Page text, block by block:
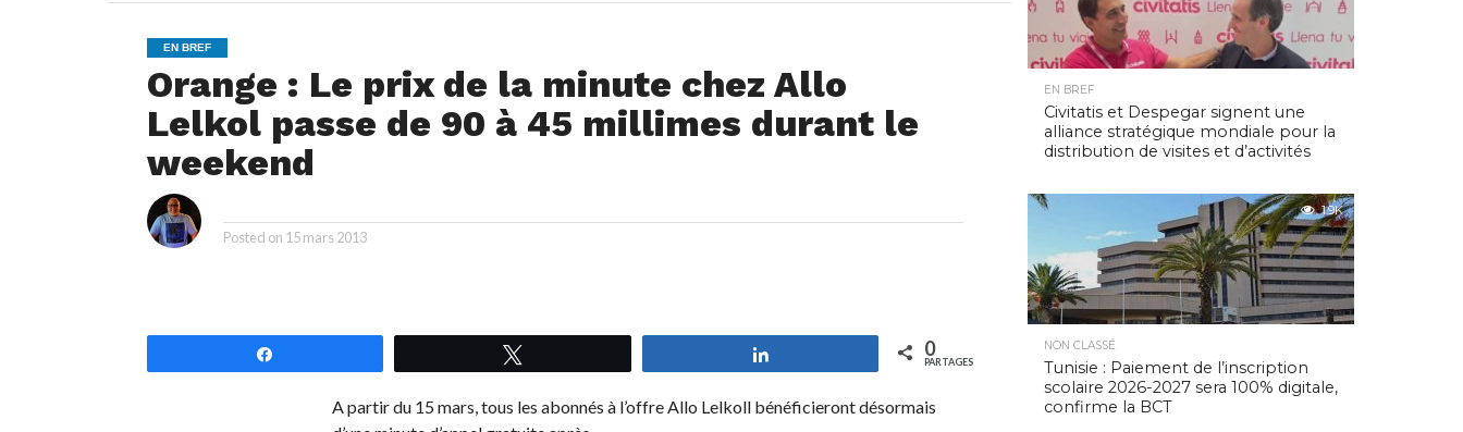
EN BREF
Orange : Le prix de la minute chez Allo
Lelkol passe de 90 à 45 millimes durant le
weekend
Posted on 15 mars 2013
0
PARTAGES
A partir du 15 mars, tous les abonnés à l’offre Allo Lelkoll bénéficieront désormais
EN BREF
Civitatis et Despegar signent une
alliance stratégique mondiale pour la
distribution de visites et d’activités
1.9K
NON CLASSÉ
Tunisie : Paiement de l’inscription
scolaire 2026-2027 sera 100% digitale,
confirme la BCT